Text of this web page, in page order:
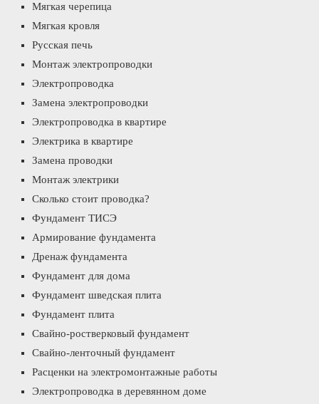
Мягкая черепица
Мягкая кровля
Русская печь
Монтаж электропроводки
Электропроводка
Замена электропроводки
Электропроводка в квартире
Электрика в квартире
Замена проводки
Монтаж электрики
Сколько стоит проводка?
Фундамент ТИСЭ
Армирование фундамента
Дренаж фундамента
Фундамент для дома
Фундамент шведская плита
Фундамент плита
Свайно-ростверковый фундамент
Свайно-ленточный фундамент
Расценки на электромонтажные работы
Электропроводка в деревянном доме